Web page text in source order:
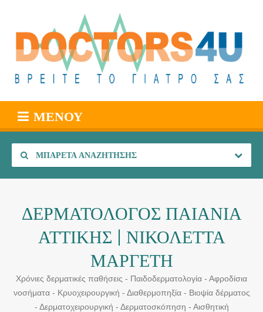
ΜΕΝΟΎ
ΜΠΑΡΈΤΑ ΑΝΑΖΉΤΗΣΗΣ
ΔΕΡΜΑΤΟΛΟΓΟΣ ΠΑΙΑΝΙΑ
ΑΤΤΙΚΗΣ | ΝΙΚΟΛΕΤΤΑ
ΜΑΡΓΕΤΗ
Χρόνιες δερματικές παθήσεις - Παιδοδερματολογία - Αφροδίσια
νοσήματα - Κρυοχειρουργική - Διαθερμοπηξία - Βιοψία δέρματος
- Δερματοχειρουργική - Δερματοσκόπηση - Αισθητική